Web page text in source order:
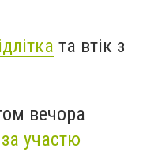
та втік з
вечора
участю